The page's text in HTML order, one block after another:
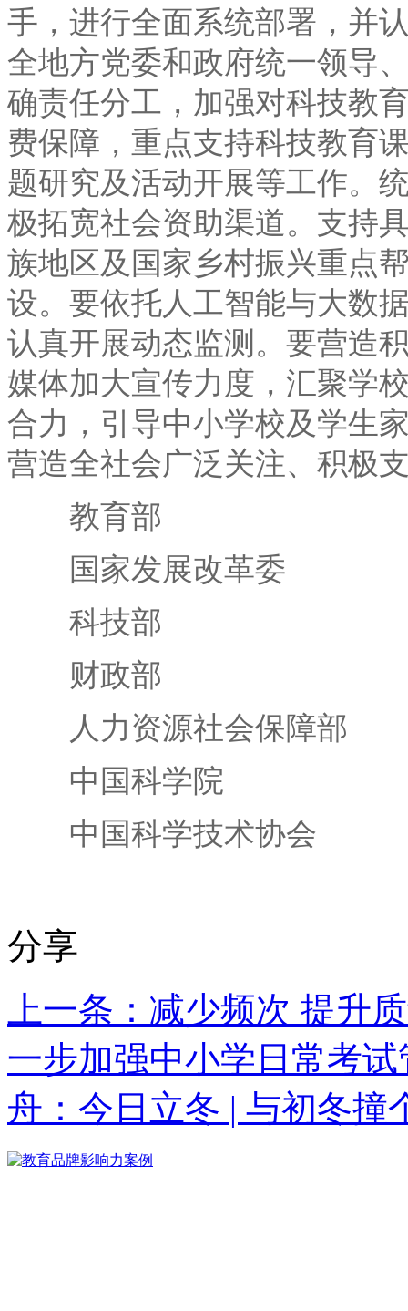
手，进行全面系统部署，并
全地方党委和政府统一领导
确责任分工，加强对科技教
费保障，重点支持科技教育
题研究及活动开展等工作。
极拓宽社会资助渠道。支持
族地区及国家乡村振兴重点
设。要依托人工智能与大数
认真开展动态监测。要营造
媒体加大宣传力度，汇聚学
合力，引导中小学校及学生
营造全社会广泛关注、积极
教育部
国家发展改革委
科技部
财政部
人力资源社会保障部
中国科学院
中国科学技术协会
分享
上一条：减少频次 提升
一步加强中小学日常考
舟：今日立冬 | 与初冬撞